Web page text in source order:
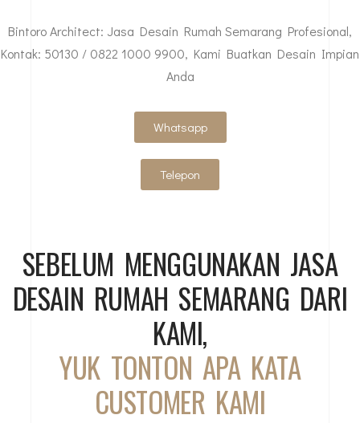
Bintoro Architect: Jasa Desain Rumah Semarang Profesional,
Kontak: 50130 / 0822 1000 9900, Kami Buatkan Desain Impian
Anda
Whatsapp
Telepon
SEBELUM MENGGUNAKAN JASA
DESAIN RUMAH SEMARANG DARI
KAMI,
YUK TONTON APA KATA
CUSTOMER KAMI